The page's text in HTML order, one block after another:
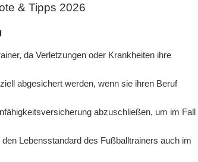
& Tipps 2026
da Verletzungen oder Krankheiten ihre
abgesichert werden, wenn sie ihren Beruf
abzuschließen, um im Fall
Lebensstandard des Fußballtrainers auch im